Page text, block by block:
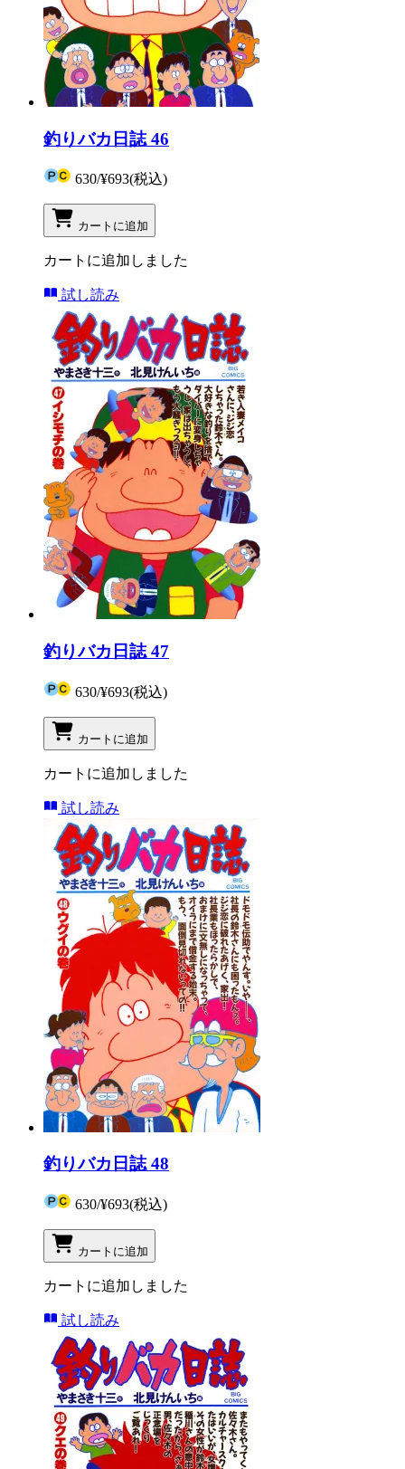
釣りバカ日誌 46
630/¥693(税込)
カートに追加
カートに追加しました
試し読み
釣りバカ日誌 47
630/¥693(税込)
カートに追加
カートに追加しました
試し読み
釣りバカ日誌 48
630/¥693(税込)
カートに追加
カートに追加しました
試し読み